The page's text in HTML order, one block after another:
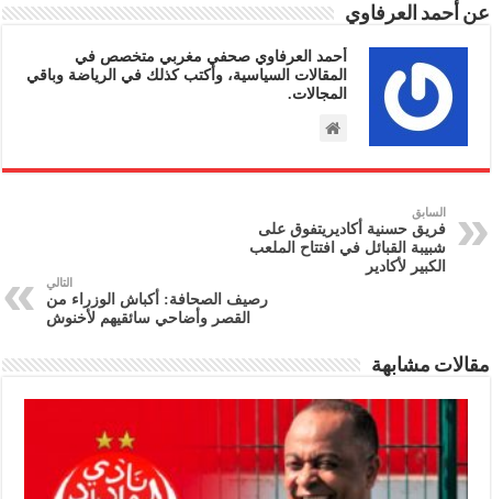
عن أحمد العرفاوي
أحمد العرفاوي صحفي مغربي متخصص في
المقالات السياسية، وأكتب كذلك في الرياضة وباقي
المجالات.
السابق
فريق حسنية أكاديريتفوق على
شبيبة القبائل في افتتاح الملعب
الكبير لأكادير
التالي
رصيف الصحافة: أكباش الوزراء من
القصر وأضاحي سائقيهم لأخنوش
مقالات مشابهة